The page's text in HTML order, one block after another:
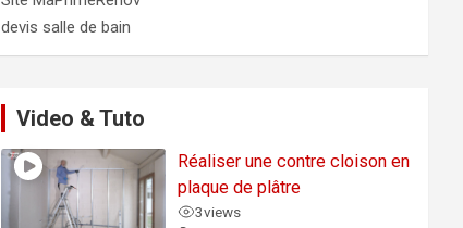
devis salle de bain
Video & Tuto
Réaliser une contre cloison en
plaque de plâtre
3views